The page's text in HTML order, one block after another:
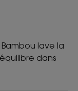
lave la
dans